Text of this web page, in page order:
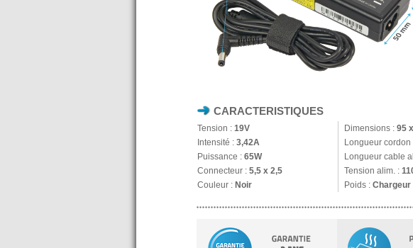
CARACTERISTIQUES
Tension : 19V Dimensions : 95
Intensité : 3,42A Longueur cordon
Puissance : 65W Longueur cable
Connecteur : 5,5 x 2,5 Tension alim. :
Couleur : Noir Poids : Chargeur